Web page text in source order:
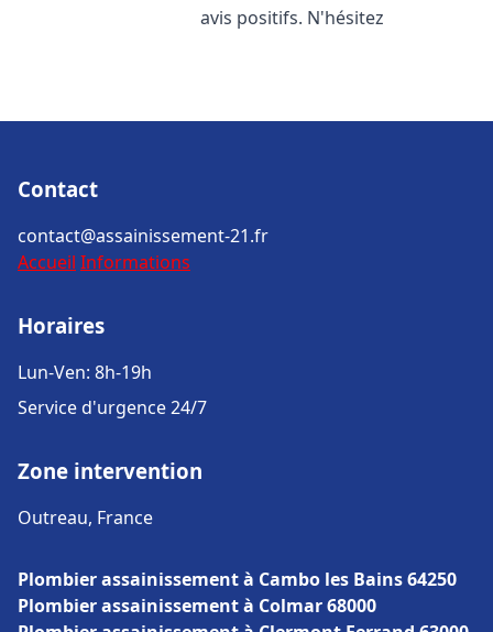
avis positifs. N'hésitez
Contact
contact@assainissement-21.fr
Accueil Informations
Horaires
Lun-Ven: 8h-19h
Service d'urgence 24/7
Zone intervention
Outreau, France
Plombier assainissement à Cambo les Bains 64250
Plombier assainissement à Colmar 68000